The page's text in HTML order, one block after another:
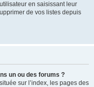
en saisissant leur
de vos listes depuis
un ou des forums ?
sur l’index, les pages des